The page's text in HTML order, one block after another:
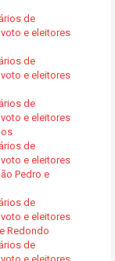
de
e eleitores
de
e eleitores
de
e eleitores
de
e eleitores
Pedro e
de
e eleitores
Redondo
de